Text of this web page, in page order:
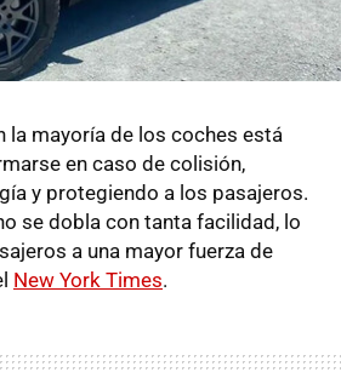
la mayoría de los coches está
en caso de colisión,
y protegiendo a los pasajeros.
se dobla con tanta facilidad, lo
a una mayor fuerza de
New York Times.